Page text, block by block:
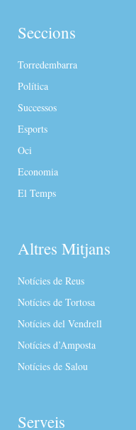
Seccions
Torredembarra
Política
Successos
Esports
Oci
Economia
El Temps
Altres Mitjans
Notícies de Reus
Notícies de Tortosa
Notícies del Vendrell
Notícies d’Amposta
Notícies de Salou
Serveis